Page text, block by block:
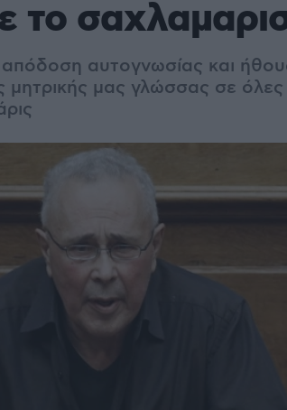
το
απόδοση αυτογνωσίας και
μας γλώσσας σε όλες